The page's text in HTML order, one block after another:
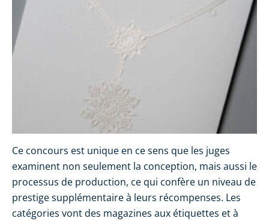
Ce concours est unique en ce sens que les juges
examinent non seulement la conception, mais aussi le
processus de production, ce qui confère un niveau de
prestige supplémentaire à leurs récompenses. Les
catégories vont des magazines aux étiquettes et à